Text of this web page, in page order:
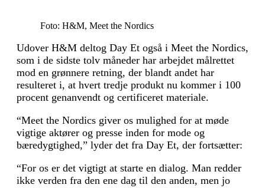
Foto: H&M, Meet the Nordics
Udover H&M deltog Day Et også i Meet the Nordics,
som i de sidste tolv måneder har arbejdet målrettet
mod en grønnere retning, der blandt andet har
resulteret i, at hvert tredje produkt nu kommer i 100
procent genanvendt og certificeret materiale.
“Meet the Nordics giver os mulighed for at møde
vigtige aktører og presse inden for mode og
bæredygtighed,” lyder det fra Day Et, der fortsætter:
“For os er det vigtigt at starte en dialog. Man redder
ikke verden fra den ene dag til den anden, men jo